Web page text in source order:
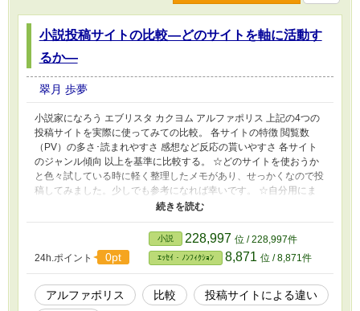
小説投稿サイトの比較―どのサイトを軸に活動す
るか―
翠月 歩夢
小説家になろう エブリスタ カクヨム アルファポリス 上記の4つの
投稿サイトを実際に使ってみての比較。 各サイトの特徴 閲覧数
（PV）の多さ･読まれやすさ 感想など反応の貰いやすさ 各サイト
のジャンル傾向 以上を基準に比較する。 ☆どのサイトを使おうか
と色々試している時に軽く整理したメモがあり、せっかくなので投
稿してみました。少しでも参考になれば幸いです。 ☆自分用にま
とめたものなので短く簡単にしかまとめてないので、もっと詳しく
24h.ポイント 0pt
小説 228,997 位 / 228,997件
ｴｯｾｲ・ﾉﾝﾌｨｸｼｮﾝ 8,871 位 / 8,871件
アルファポリス 比較
投稿サイトによる違い